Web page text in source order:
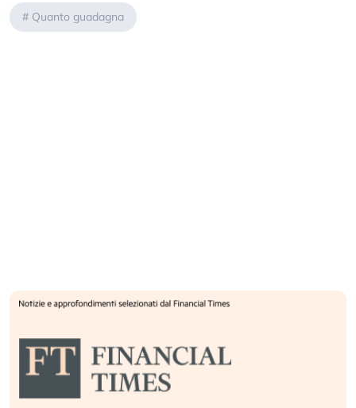
# Quanto guadagna